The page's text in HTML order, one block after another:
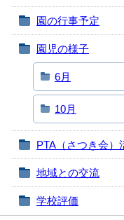
園の行事予定
園児の様子
6月
10月
PTA（さつき会）
地域との交流
学校評価